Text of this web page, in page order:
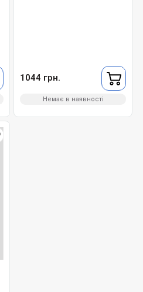
1044 грн.
Немає в наявності